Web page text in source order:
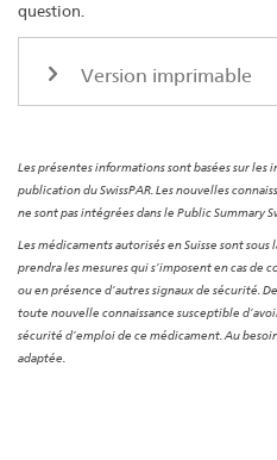
question.
Version imprimable
Les présentes informations sont basées sur les
publication du SwissPAR. Les nouvelles
ne sont pas intégrées dans le Public Summary
Les médicaments autorisés en Suisse sont
prendra les mesures qui s’imposent en cas de
ou en présence d’autres signaux de sécurité.
toute nouvelle connaissance susceptible
sécurité d’emploi de ce médicament. Au
adaptée.